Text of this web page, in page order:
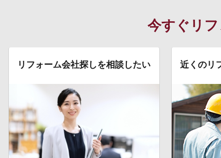
今すぐリ
リフォーム会社探しを相談したい 近くのリ